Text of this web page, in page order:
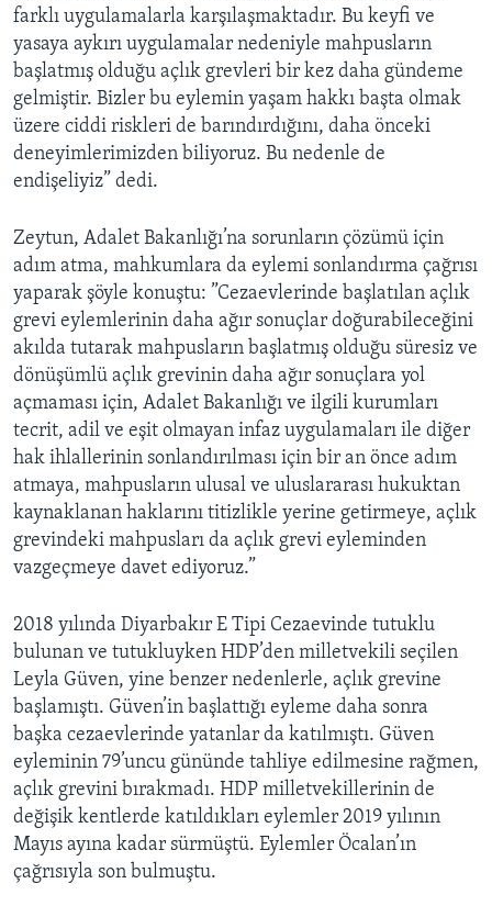
farklı uygulamalarla karşılaşmaktadır. Bu keyfi ve
yasaya aykırı uygulamalar nedeniyle mahpusların
başlatmış olduğu açlık grevleri bir kez daha gündeme
gelmiştir. Bizler bu eylemin yaşam hakkı başta olmak
üzere ciddi riskleri de barındırdığını, daha önceki
deneyimlerimizden biliyoruz. Bu nedenle de
endişeliyiz” dedi.
Zeytun, Adalet Bakanlığı’na sorunların çözümü için
adım atma, mahkumlara da eylemi sonlandırma çağrısı
yaparak şöyle konuştu: ”Cezaevlerinde başlatılan açlık
grevi eylemlerinin daha ağır sonuçlar doğurabileceğini
akılda tutarak mahpusların başlatmış olduğu süresiz ve
dönüşümlü açlık grevinin daha ağır sonuçlara yol
açmaması için, Adalet Bakanlığı ve ilgili kurumları
tecrit, adil ve eşit olmayan infaz uygulamaları ile diğer
hak ihlallerinin sonlandırılması için bir an önce adım
atmaya, mahpusların ulusal ve uluslararası hukuktan
kaynaklanan haklarını titizlikle yerine getirmeye, açlık
grevindeki mahpusları da açlık grevi eyleminden
vazgeçmeye davet ediyoruz.”
2018 yılında Diyarbakır E Tipi Cezaevinde tutuklu
bulunan ve tutukluyken HDP’den milletvekili seçilen
Leyla Güven, yine benzer nedenlerle, açlık grevine
başlamıştı. Güven’in başlattığı eyleme daha sonra
başka cezaevlerinde yatanlar da katılmıştı. Güven
eyleminin 79’uncu gününde tahliye edilmesine rağmen,
açlık grevini bırakmadı. HDP milletvekillerinin de
değişik kentlerde katıldıkları eylemler 2019 yılının
Mayıs ayına kadar sürmüştü. Eylemler Öcalan’ın
çağrısıyla son bulmuştu.